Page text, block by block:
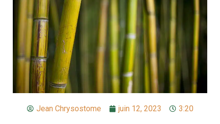
Jean Chrysostome juin 12, 2023 3:20